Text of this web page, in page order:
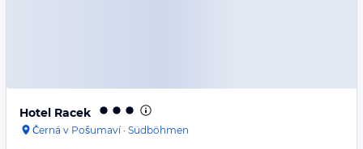
Hotel Racek
Černá v Pošumaví· Südböhmen